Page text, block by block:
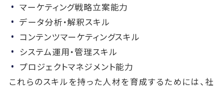
マーケティング戦略立案能力
データ分析・解釈スキル
コンテンツマーケティングスキル
システム運用・管理スキル
プロジェクトマネジメント能力
これらのスキルを持った人材を育成するためには、社